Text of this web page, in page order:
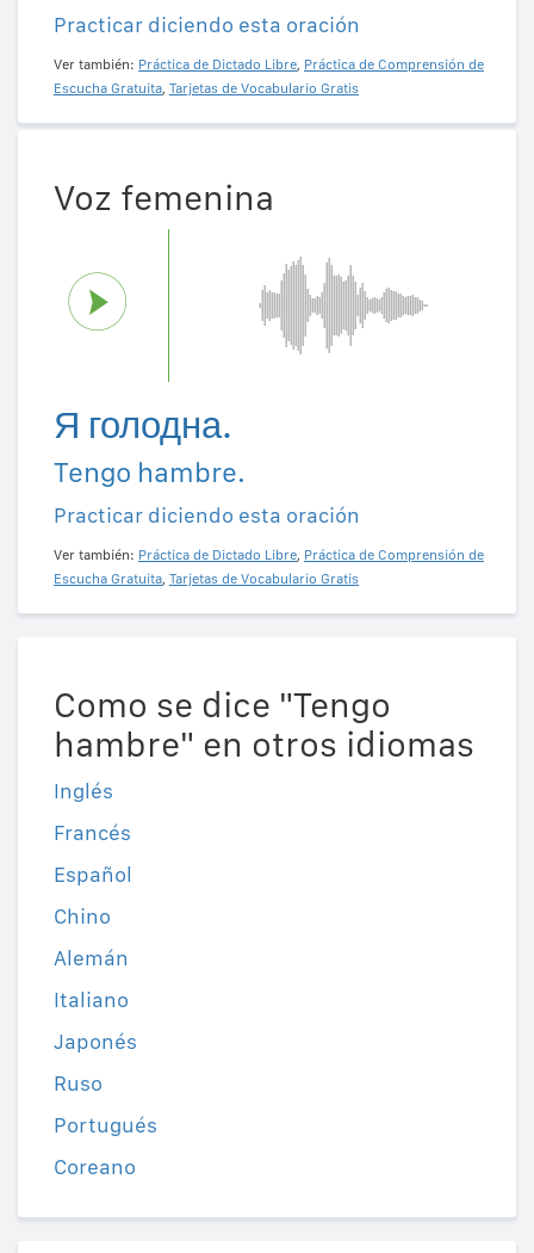
Practicar diciendo esta oración
Ver también: Práctica de Dictado Libre, Práctica de Comprensión de
Escucha Gratuita, Tarjetas de Vocabulario Gratis
Voz femenina
Я голодна.
Tengo hambre.
Practicar diciendo esta oración
Ver también: Práctica de Dictado Libre, Práctica de Comprensión de
Escucha Gratuita, Tarjetas de Vocabulario Gratis
Como se dice "Tengo
hambre" en otros idiomas
Inglés
Francés
Español
Chino
Alemán
Italiano
Japonés
Ruso
Portugués
Coreano